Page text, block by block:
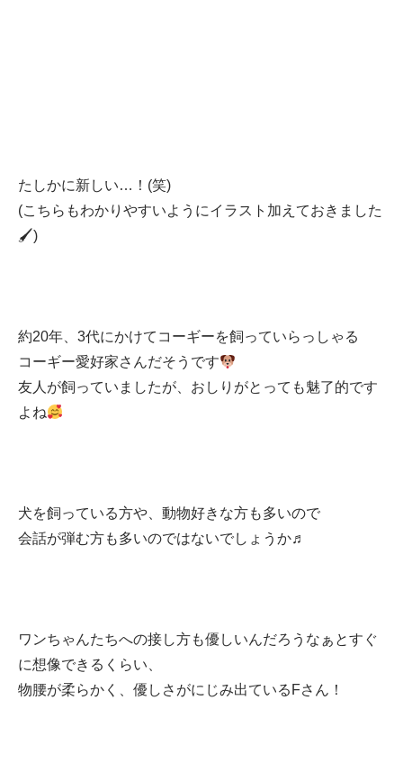
たしかに新しい…！(笑)
(こちらもわかりやすいようにイラスト加えておきました
🖌)
約20年、3代にかけてコーギーを飼っていらっしゃる
コーギー愛好家さんだそうです
友人が飼っていましたが、おしりがとっても魅了的です
よね
犬を飼っている方や、動物好きな方も多いので
会話が弾む方も多いのではないでしょうか♬
ワンちゃんたちへの接し方も優しいんだろうなぁとすぐ
に想像できるくらい、
物腰が柔らかく、優しさがにじみ出ているFさん！